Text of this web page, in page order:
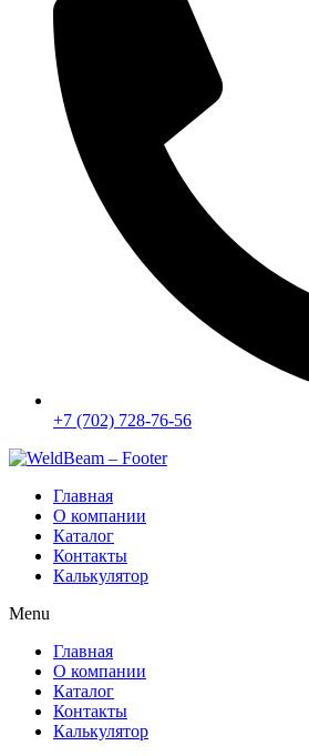
+7 (702) 728-76-56
Главная
О компании
Каталог
Контакты
Калькулятор
Menu
Главная
О компании
Каталог
Контакты
Калькулятор